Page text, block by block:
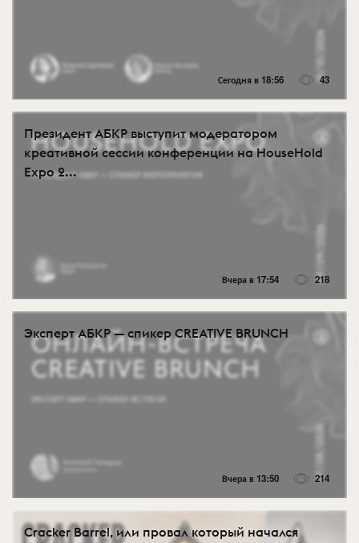
Сегодня в 18:56 43
Президент АБКР выступит модератором
креативной сессии конференции на HouseHold
Expo 2...
Вчера в 17:54 218
Эксперт АБКР — спикер CREATIVE BRUNCH
Вчера в 13:50 214
Cracker Barrel, или провал который начался